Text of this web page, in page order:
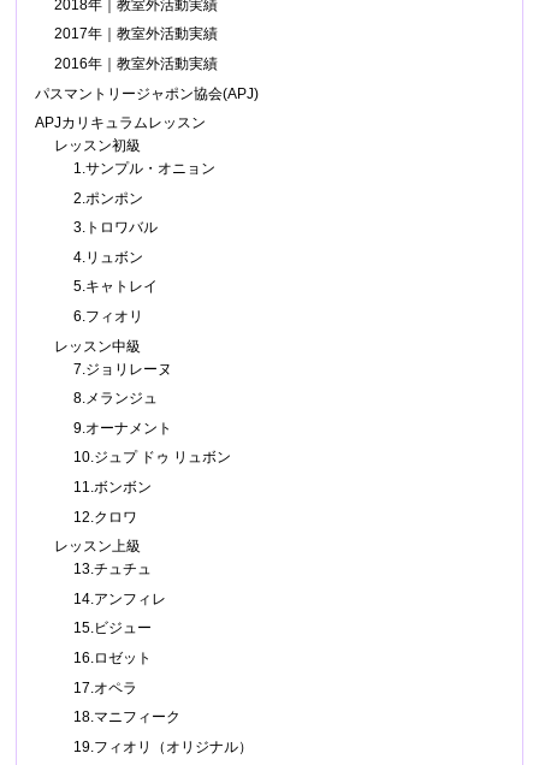
2018年｜教室外活動実績
2017年｜教室外活動実績
2016年｜教室外活動実績
パスマントリージャポン協会(APJ)
APJカリキュラムレッスン
レッスン初級
1.サンプル・オニョン
2.ポンポン
3.トロワバル
4.リュボン
5.キャトレイ
6.フィオリ
レッスン中級
7.ジョリレーヌ
8.メランジュ
9.オーナメント
10.ジュプ ドゥ リュボン
11.ボンボン
12.クロワ
レッスン上級
13.チュチュ
14.アンフィレ
15.ビジュー
16.ロゼット
17.オペラ
18.マニフィーク
19.フィオリ（オリジナル）